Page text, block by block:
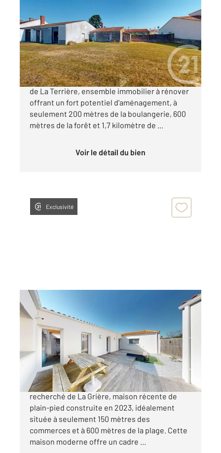
Ref : 2983
Maison à vendre
186 900 €
À vendre à La Tranche sur Mer, dans le quartier
de La Terrière, ensemble immobilier à rénover
offrant un fort potentiel d'aménagement, à
seulement 200 mètres de la boulangerie, 600
mètres de la forêt et 1,7 kilomètre de ...
Voir le détail du bien
Exclusivité
LA TRANCHE SUR MER 85
130,10 m2 , 6 pièces
Ref : 3013
Maison à vendre
496 380 €
À La Tranche sur Mer, dans le quartier
recherché de La Grière, maison récente de
plain-pied construite en 2023, idéalement
située à seulement 150 mètres des
commerces et à 600 mètres de la plage. Cette
maison moderne offre un cadre ...